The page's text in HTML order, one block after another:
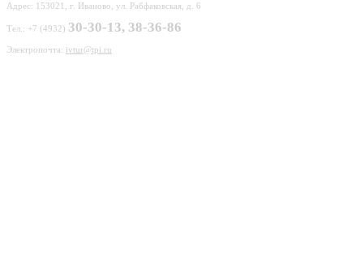
Адрес: 153021, г. Иваново, ул. Рабфаковская, д. 6
Тел.: +7 (4932) 30-30-13, 38-36-86
Электропочта: ivtur@tpi.ru